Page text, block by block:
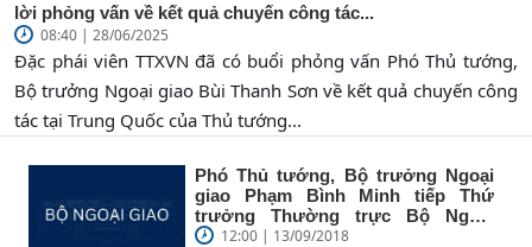
lời phỏng vấn về kết quả chuyến công tác...
08:40 | 28/06/2025
Đặc phái viên TTXVN đã có buổi phỏng vấn Phó Thủ tướng,
Bộ trưởng Ngoại giao Bùi Thanh Sơn về kết quả chuyến công
tác tại Trung Quốc của Thủ tướng...
Phó Thủ tướng, Bộ trưởng Ngoại
giao Phạm Bình Minh tiếp Thứ
trưởng Thường trực Bộ Ngoại
giao...12:00 | 13/09/2018